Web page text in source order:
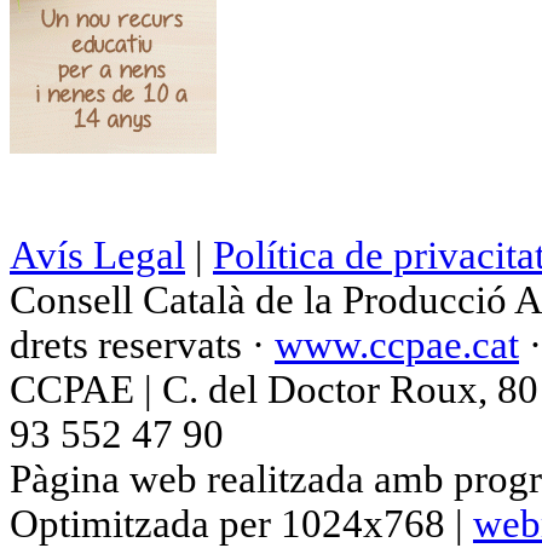
Avís Legal | Política de
Consell Català de la Producció
drets reservats · www.ccpae.cat
CCPAE | C. del Doctor Roux,
93 552 47 90
Pàgina web realitzada amb
Optimitzada per 1024x768 |